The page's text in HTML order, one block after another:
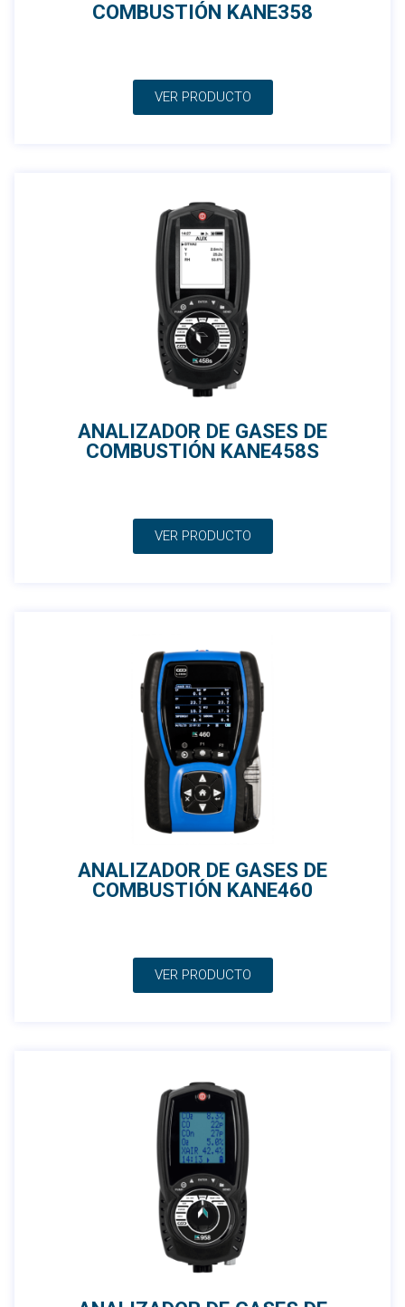
COMBUSTIÓN KANE358
VER PRODUCTO
ANALIZADOR DE GASES DE
COMBUSTIÓN KANE458S
VER PRODUCTO
ANALIZADOR DE GASES DE
COMBUSTIÓN KANE460
VER PRODUCTO